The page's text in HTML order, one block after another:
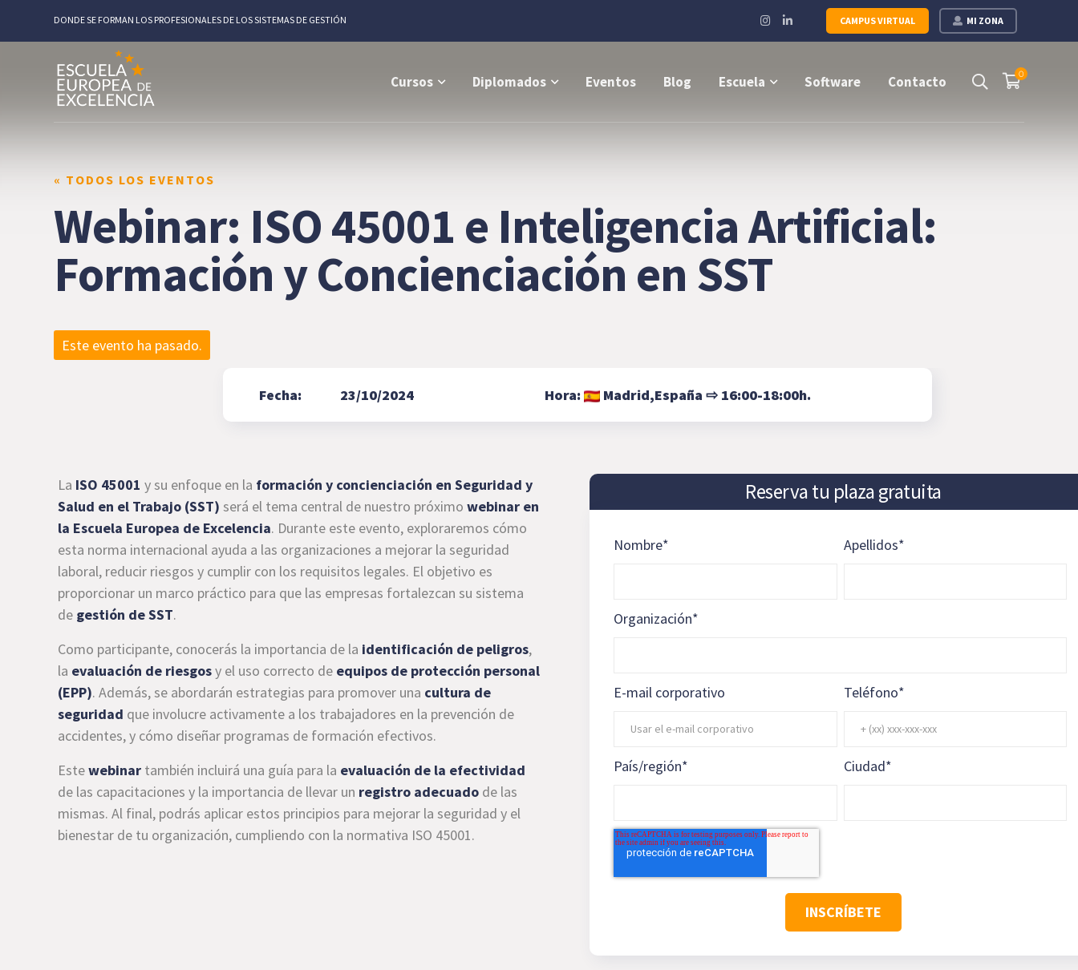
MI ZONA
CAMPUS VIRTUAL
DONDE SE FORMAN LOS PROFESIONALES DE LOS SISTEMAS DE GESTIÓN
Instagram
Profile
LinkedIn
Profile
0
Cursos Diplomados Eventos Blog Escuela Software Contacto
« TODOS LOS EVENTOS
Webinar: ISO 45001 e Inteligencia Artificial:
Formación y Concienciación en SST
Este evento ha pasado.
Fecha: 23/10/2024 Hora: Madrid,España ⇨ 16:00-18:00h.
La ISO 45001 y su enfoque en la formación y concienciación en Seguridad y
Salud en el Trabajo (SST) será el tema central de nuestro próximo webinar en
la Escuela Europea de Excelencia. Durante este evento, exploraremos cómo
esta norma internacional ayuda a las organizaciones a mejorar la seguridad
laboral, reducir riesgos y cumplir con los requisitos legales. El objetivo es
proporcionar un marco práctico para que las empresas fortalezcan su sistema
de gestión de SST.
Como participante, conocerás la importancia de la identificación de peligros,
la evaluación de riesgosy el uso correcto de equipos de protección personal
(EPP). Además, se abordarán estrategias para promover una cultura de
seguridad que involucre activamente a los trabajadores en la prevención de
accidentes, y cómo diseñar programas de formación efectivos.
Estewebinar también incluirá una guía para la evaluación de la efectividad
de las capacitaciones y la importancia de llevar un registro adecuado de las
mismas. Al final, podrás aplicar estos principios para mejorar la seguridad y el
bienestar de tu organización, cumpliendo con la normativa ISO 45001.
Reserva tu plaza gratuita
Nombre* Apellidos*
Organización*
E-mail corporativo Teléfono*
País/región* Ciudad*